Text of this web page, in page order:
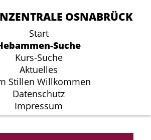
OSNABRÜCK
Start
Suche
Kurs-Suche
Aktuelles
Stillen Willkommen
Datenschutz
Impressum
OSNABRÜCK
Start
Suche
Kurs-Suche
Aktuelles
Stillen Willkommen
Datenschutz
Impressum